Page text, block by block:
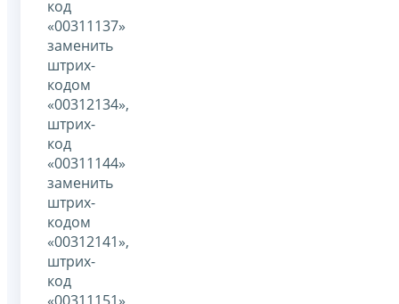
код
«00311137»
заменить
штрих-
кодом
«00312134»,
штрих-
код
«00311144»
заменить
штрих-
кодом
«00312141»,
штрих-
код
«00311151»